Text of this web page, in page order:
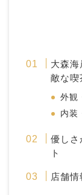
大森
敵な喫
外観
内装
優しさ
ト
店舗情